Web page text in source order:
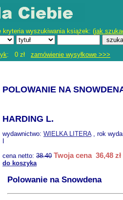
kryteria wyszukiwania książek: (jak
: 0 zł zamówienie wysyłkowe >>>
POLOWANIE NA
HARDING L.
wydawnictwo: WIELKA LITERA, rok
cena netto: 38.40 Twoja cena 36,48 zł
do koszyka
Polowanie na Snowdena